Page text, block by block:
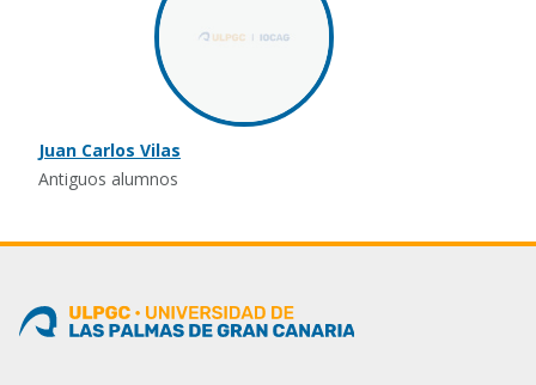
Juan Carlos Vilas
Antiguos alumnos